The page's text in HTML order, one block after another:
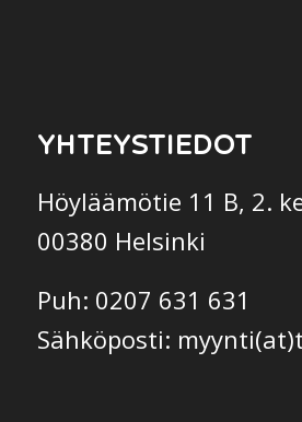
YHTEYSTIEDOT
Höyläämötie 11 B, 2.
00380 Helsinki
Puh: 0207 631 631
Sähköposti: